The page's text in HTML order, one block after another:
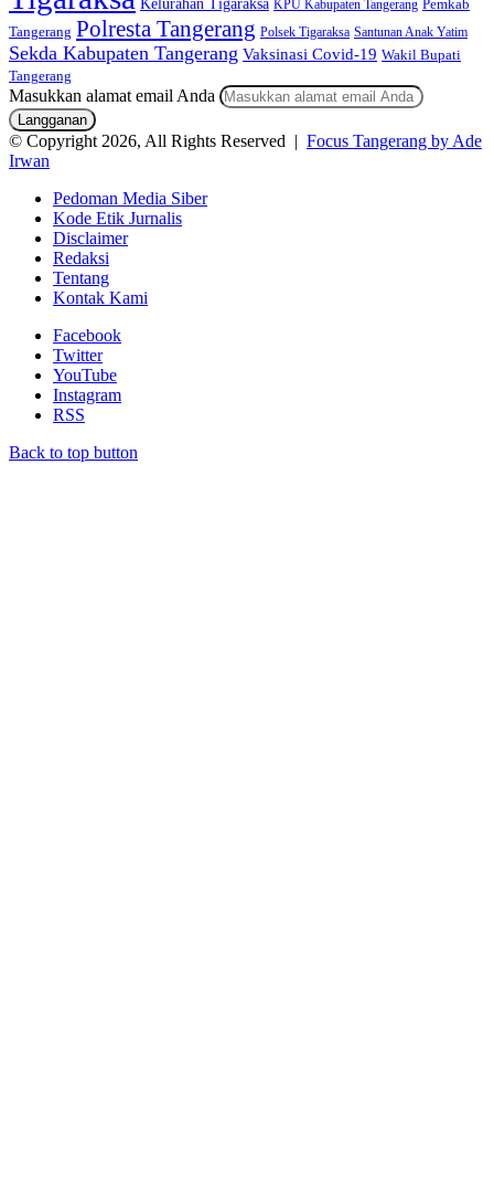
KPU Kabupaten Tangerang Pemkab
Tangerang Polresta Tangerang Polsek Tigaraksa Santunan Anak Yatim
Sekda Kabupaten Tangerang Vaksinasi Covid-19 Wakil Bupati
Tangerang
Masukkan alamat email Anda
© Copyright 2026, All Rights Reserved | Focus Tangerang by Ade
Irwan
Pedoman Media Siber
Kode Etik Jurnalis
Disclaimer
Redaksi
Tentang
Kontak Kami
Facebook
Twitter
YouTube
Instagram
RSS
Back to top button